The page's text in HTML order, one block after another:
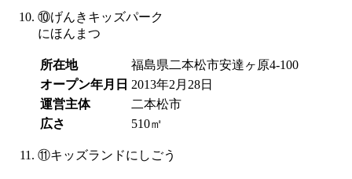
⑩げんきキッズパーク
にほんまつ
所在地
福島県二本松市安達ヶ原4-100
オープン年月日 2013年2月28日
運営主体
二本松市
広さ
510㎡
⑪キッズランドにしごう